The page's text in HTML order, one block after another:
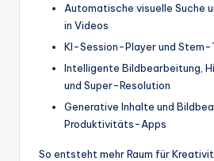
Automatische visuelle Suche
in Videos
KI-Session-Player und Stem-
Intelligente Bildbearbeitung,
und Super-Resolution
Generative Inhalte und
Produktivitäts-Apps
So entsteht mehr Raum für